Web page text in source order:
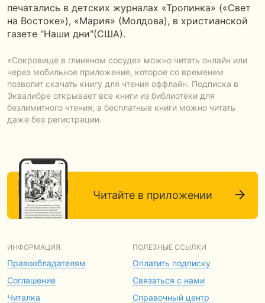
печатались в детских журналах «Тропинка» («Свет
на Востоке»), «Мария» (Молдова), в христианской
газете "Наши дни"(США).
«Сокровище в глиняном сосуде» можно читать онлайн или
через мобильное приложение, которое со временем
позволит скачать книгу для чтения оффлайн. Подписка в
Эквалибре открывает все книги из библиотеки для
безлимитного чтения, а бесплатные книги можно читать
даже без регистрации.
Читайте в приложении
ИНФОРМАЦИЯ
Правообладателям
Соглашение
Читалка
ПОЛЕЗНЫЕ ССЫЛКИ
Оплатить подписку
Связаться с нами
Справочный центр